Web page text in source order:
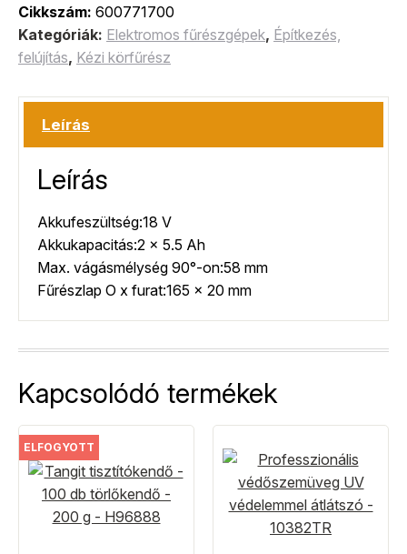
Cikkszám: 600771700
Kategóriák: Elektromos fűrészgépek, Építkezés,
felújítás, Kézi körfűrész
Leírás
Leírás
Akkufeszültség:18 V
Akkukapacitás:2 x 5.5 Ah
Max. vágásmélység 90°-on:58 mm
Fűrészlap O x furat:165 x 20 mm
Kapcsolódó termékek
ELFOGYOTT